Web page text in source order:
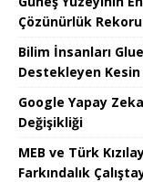
Çözünürlük Rekoru
Bilim İnsanları
Destekleyen Kesin
Google Yapay
Değişikliği
MEB ve Türk
Farkındalık